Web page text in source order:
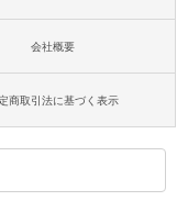
会社概要
商取引法に基づく表示